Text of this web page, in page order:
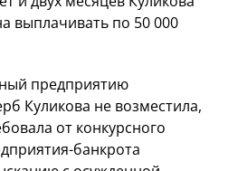
выплачивать по 50 000
предприятию
Куликова не возместила,
от конкурсного
банкрота